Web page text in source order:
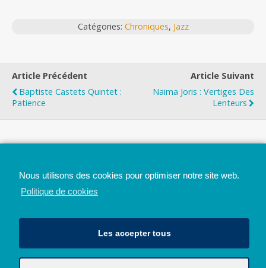
Catégories: Chroniques, Jazz
Article Précédent
Baptiste Castets Quintet :
Patience
Article Suivant
Naima Joris : Vertiges Des
Lenteurs
Nous utilisons des cookies pour optimiser notre site web.
Politique de cookies
Les accepter tous